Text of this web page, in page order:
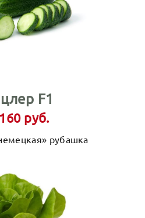
F1
руб.
рубашка